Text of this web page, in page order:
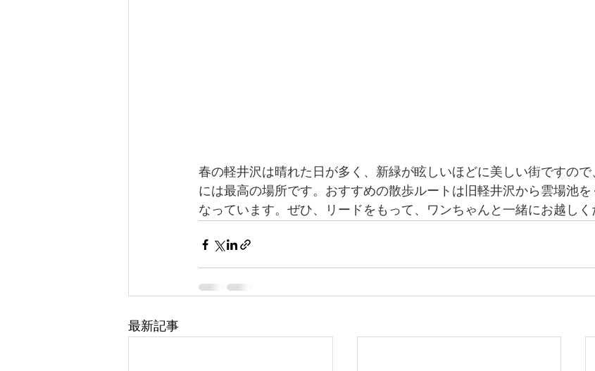
春の軽井沢は晴れた日が多く、新緑が眩しいほどに美しい街ですの
には最高の場所です。おすすめの散歩ルートは旧軽井沢から雲場池
なっています。ぜひ、リードをもって、ワンちゃんと一緒にお越しく
最新記事